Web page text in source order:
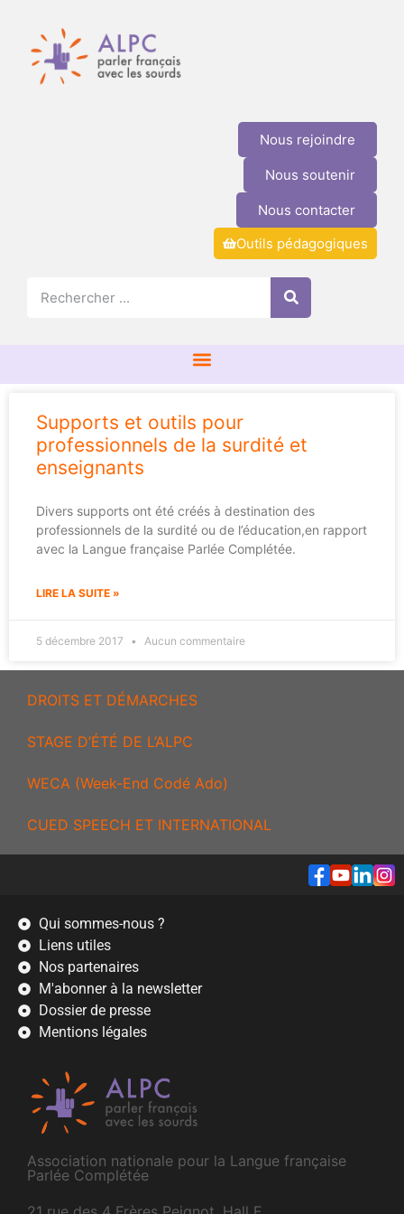
Nous rejoindre
Nous soutenir
Nous contacter
Outils pédagogiques
Supports et outils pour
professionnels de la surdité et
enseignants
Divers supports ont été créés à destination des
professionnels de la surdité ou de l’éducation,en rapport
avec la Langue française Parlée Complétée.
LIRE LA SUITE »
5 décembre 2017 Aucun commentaire
DROITS ET DÉMARCHES
STAGE D’ÉTÉ DE L’ALPC
WECA (Week-End Codé Ado)
CUED SPEECH ET INTERNATIONAL
Association nationale pour la Langue française
Parlée Complétée
Qui sommes-nous ?
Liens utiles
Nos partenaires
M'abonner à la newsletter
Dossier de presse
Mentions légales